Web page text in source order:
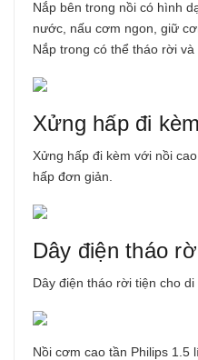
Nắp bên trong nồi có hình
nước, nấu cơm ngon, giữ
Nắp trong có thể tháo rời và
Xửng hấp đi kèm
Xửng hấp đi kèm với nồi
hấp đơn giản.
Dây điện tháo
Dây điện tháo rời tiện cho di
Nồi cơm cao tần Philips 1.5